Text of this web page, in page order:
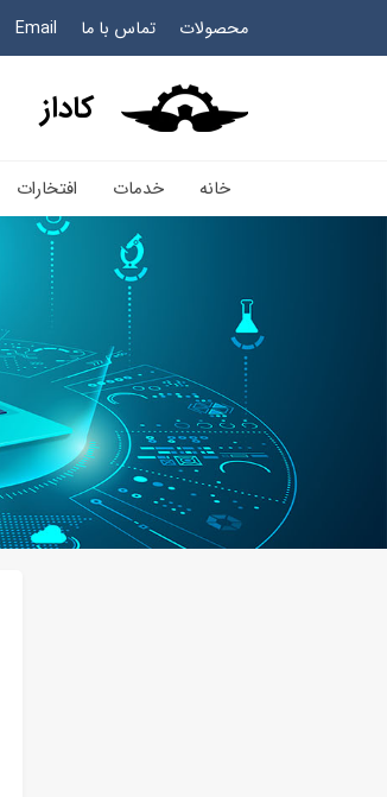
محصولات تماس با ما Email
کاداز
خانه خدمات افتخارات